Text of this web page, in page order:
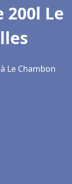
Le
Le Chambon